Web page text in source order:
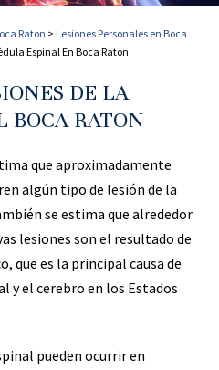
Raton > Lesiones Personales en Boca
Espinal En Boca Raton
DE LA
BOCA RATON
que aproximadamente
algún tipo de lesión de la
se estima que alrededor
lesiones son el resultado de
que es la principal causa de
y el cerebro en los Estados
pueden ocurrir en